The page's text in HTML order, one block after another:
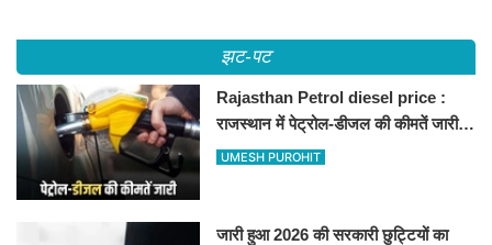
झट-पट
Rajasthan Petrol diesel price :
राजस्थान में पेट्रोल-डीजल की कीमतें जारी,
जानिए बीकानेर समेत पुरे प्रदेश में नए रेट
UMESH PUROHIT
जारी हुआ 2026 की सरकारी छुट्टियों का